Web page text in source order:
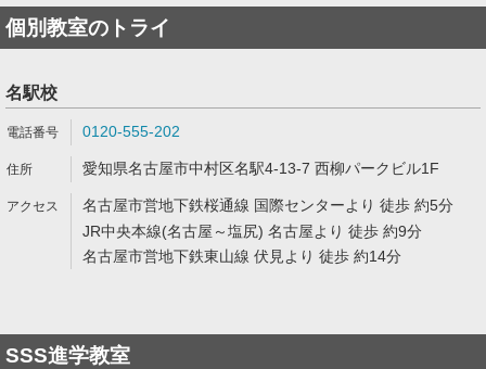
個別教室のトライ
名駅校
0120-555-202
愛知県名古屋市中村区名駅4-13-7 西柳パークビル1F
名古屋市営地下鉄桜通線 国際センターより 徒歩 約5分
JR中央本線(名古屋～塩尻) 名古屋より 徒歩 約9分
名古屋市営地下鉄東山線 伏見より 徒歩 約14分
SSS進学教室